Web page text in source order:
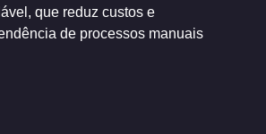
que reduz custos e
de processos manuais